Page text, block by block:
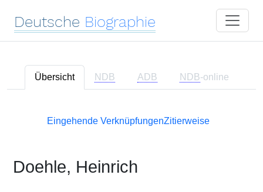
Deutsche Biographie
Übersicht NDB ADB NDB-online
Eingehende VerknüpfungenZitierweise
Doehle, Heinrich